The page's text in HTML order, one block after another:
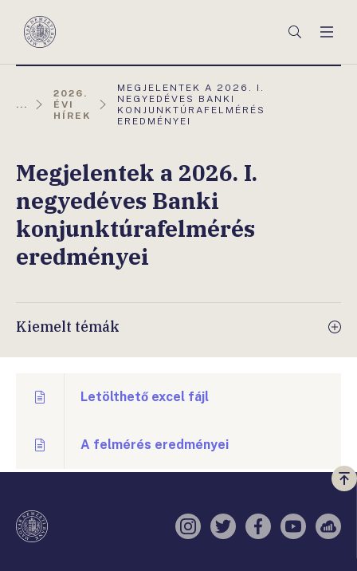
Magyar
Keresés
...
2026.
ÉVI
HÍREK
AKTUÁLIS
OLDAL:
MEGJELENTEK A 2026. I.
NEGYEDÉVES BANKI
KONJUNKTÚRAFELMÉRÉS
EREDMÉNYEI
Megjelentek a 2026. I.
negyedéves Banki
konjunktúrafelmérés
eredményei
Kiemelt témák
Letölthető excel fájl
A felmérés eredményei
a
Instagram
TwitterFacebook
YouTube